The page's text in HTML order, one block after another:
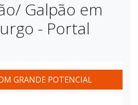
Galpão em
- Portal
GRANDE POTENCIAL